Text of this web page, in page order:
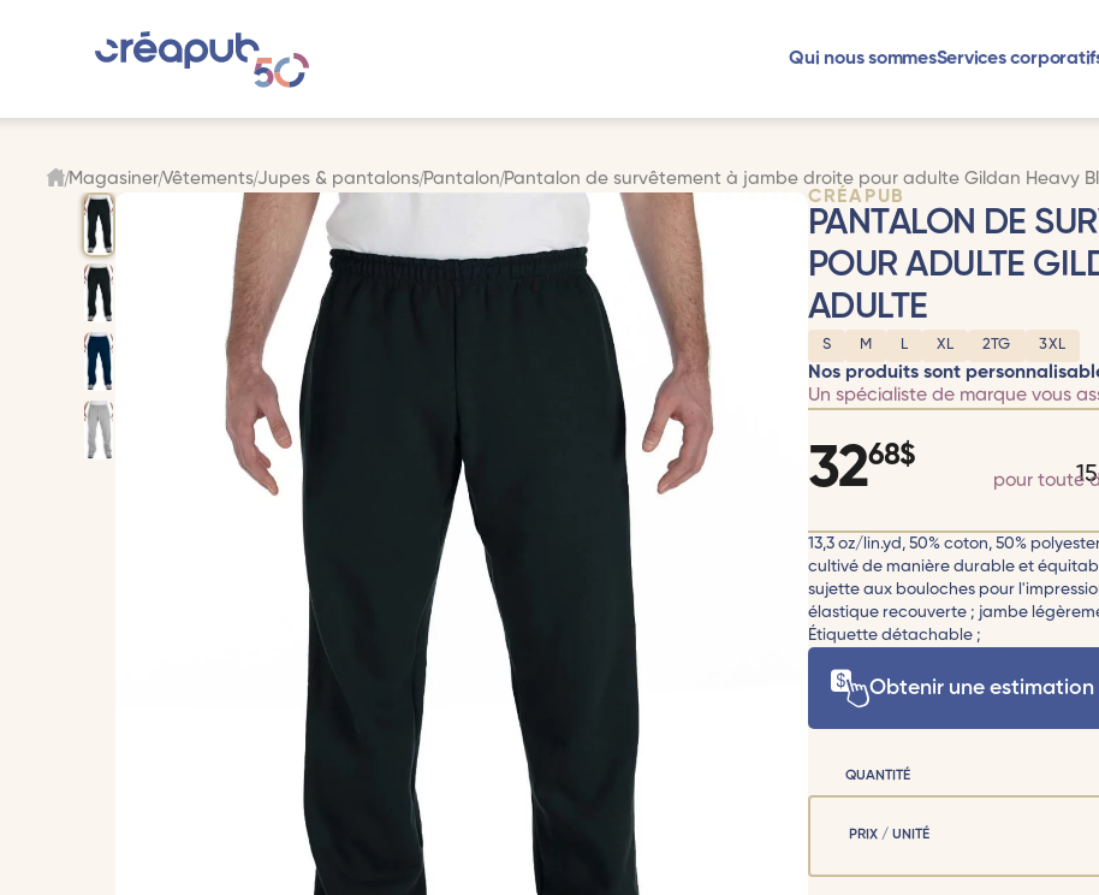
Qui nous sommesServices
Magasiner Vêtements Jupes & pantalons Pantalon Pantalon de survêtement à jambe droite pour adulte Gildan Heavy
CRÉAPUB
PANTALON DE
POUR ADULTE
ADULTE
S M L XL 2TG 3XL
Nos produits sont
Un spécialiste de marque vous
3268$
pour toute
13,3 oz/lin.yd, 50% coton, 50%
cultivé de manière durable et
sujette aux bouloches pour
élastique recouverte ; jambe
Étiquette détachable ;
Obtenir une estimation
QUANTITÉ
PRIX / UNITÉ